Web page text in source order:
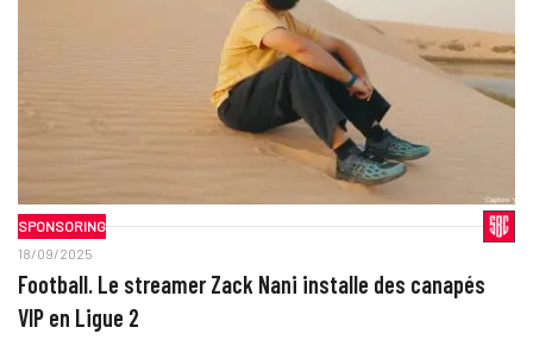
SPONSORING
18/09/2025
Football. Le streamer Zack Nani installe des canapés
VIP en Ligue 2